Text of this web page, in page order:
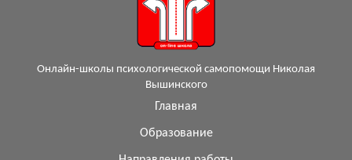
Онлайн-школы психологической самопомощи Николая
Вышинского
Главная
Образование